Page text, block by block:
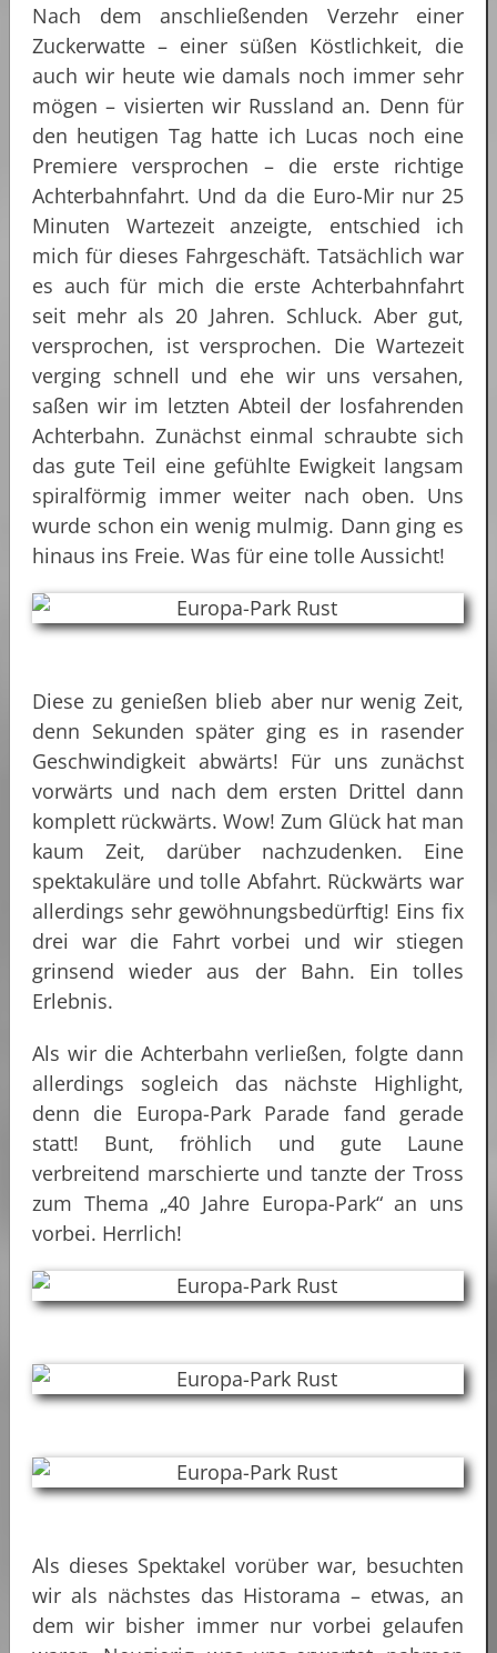
Nach dem anschließenden Verzehr einer
Zuckerwatte – einer süßen Köstlichkeit, die
auch wir heute wie damals noch immer sehr
mögen – visierten wir Russland an. Denn für
den heutigen Tag hatte ich Lucas noch eine
Premiere versprochen – die erste richtige
Achterbahnfahrt. Und da die Euro-Mir nur 25
Minuten Wartezeit anzeigte, entschied ich
mich für dieses Fahrgeschäft. Tatsächlich war
es auch für mich die erste Achterbahnfahrt
seit mehr als 20 Jahren. Schluck. Aber gut,
versprochen, ist versprochen. Die Wartezeit
verging schnell und ehe wir uns versahen,
saßen wir im letzten Abteil der losfahrenden
Achterbahn. Zunächst einmal schraubte sich
das gute Teil eine gefühlte Ewigkeit langsam
spiralförmig immer weiter nach oben. Uns
wurde schon ein wenig mulmig. Dann ging es
hinaus ins Freie. Was für eine tolle Aussicht!
Diese zu genießen blieb aber nur wenig Zeit,
denn Sekunden später ging es in rasender
Geschwindigkeit abwärts! Für uns zunächst
vorwärts und nach dem ersten Drittel dann
komplett rückwärts. Wow! Zum Glück hat man
kaum Zeit, darüber nachzudenken. Eine
spektakuläre und tolle Abfahrt. Rückwärts war
allerdings sehr gewöhnungsbedürftig! Eins fix
drei war die Fahrt vorbei und wir stiegen
grinsend wieder aus der Bahn. Ein tolles
Erlebnis.
Als wir die Achterbahn verließen, folgte dann
allerdings sogleich das nächste Highlight,
denn die Europa-Park Parade fand gerade
statt! Bunt, fröhlich und gute Laune
verbreitend marschierte und tanzte der Tross
zum Thema „40 Jahre Europa-Park“ an uns
vorbei. Herrlich!
Als dieses Spektakel vorüber war, besuchten
wir als nächstes das Historama – etwas, an
dem wir bisher immer nur vorbei gelaufen